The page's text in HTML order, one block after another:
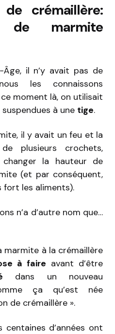
crémaillère:
de marmite
Âge, il n’y avait pas de
les connaissons
ce moment là, on utilisait
suspendues à une tige.
il y avait un feu et la
plusieurs crochets,
la hauteur de
(et par conséquent,
fort les aliments).
n’a d’autre nom que…
marmite à la crémaillère
à faire avant d’être
dans un nouveau
ça qu’est née
de crémaillère ».
centaines d’années ont